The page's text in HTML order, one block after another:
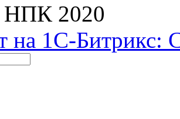
НПК 2020
на 1С-Битрикс: